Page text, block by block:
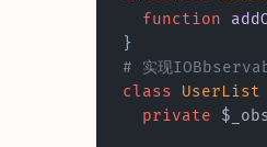
  function
}
# 实现
class UserList
  private